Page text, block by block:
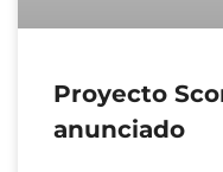
Proyecto
anunciado